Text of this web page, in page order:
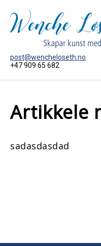
post@wencheloseth.no
+47 909 65 682
MÅLERI
OM KUNSTNAREN
Artikkele
sadasdasdad